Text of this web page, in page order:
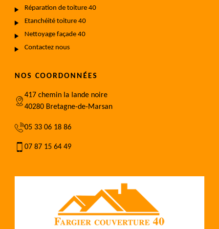
Réparation de toiture 40
Etanchéité toiture 40
Nettoyage façade 40
Contactez nous
NOS COORDONNÉES
417 chemin la lande noire
40280 Bretagne-de-Marsan
05 33 06 18 86
07 87 15 64 49